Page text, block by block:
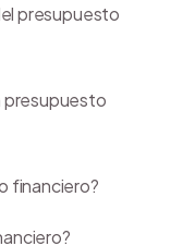
presupuesto
presupuesto
financiero?